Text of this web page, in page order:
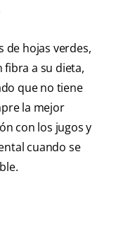
de hojas verdes,
fibra a su dieta,
que no tiene
la mejor
con los jugos y
cuando se